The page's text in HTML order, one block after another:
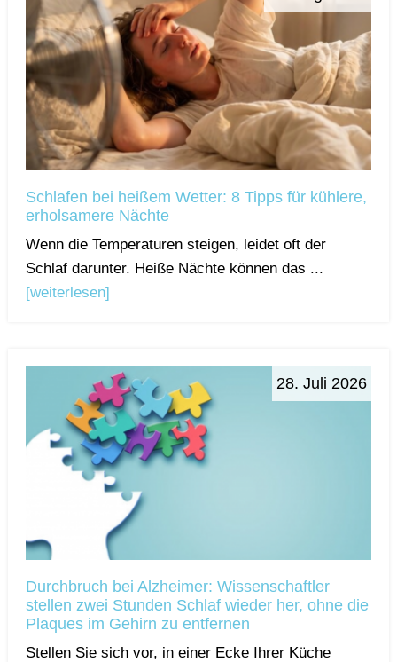
Schlafen bei heißem Wetter: 8 Tipps für kühlere,
erholsamere Nächte
Wenn die Temperaturen steigen, leidet oft der
Schlaf darunter. Heiße Nächte können das ...
[weiterlesen]
28. Juli 2026
Durchbruch bei Alzheimer: Wissenschaftler
stellen zwei Stunden Schlaf wieder her, ohne die
Plaques im Gehirn zu entfernen
Stellen Sie sich vor, in einer Ecke Ihrer Küche